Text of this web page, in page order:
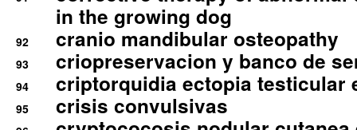
in the growing dog
92 cranio mandibular osteopathy
93 criopreservacion y banco de
94 criptorquidia ectopia testicular
95 crisis convulsivas